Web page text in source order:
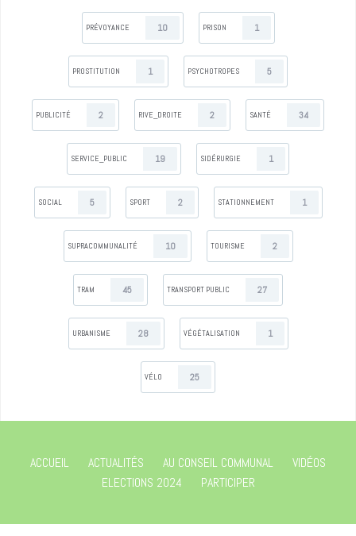
PRÉVOYANCE 10 PRISON 1
PROSTITUTION 1 PSYCHOTROPES 5
PUBLICITÉ 2 RIVE_DROITE 2 SANTÉ 34
SERVICE_PUBLIC 19 SIDÉRURGIE 1
SOCIAL 5 SPORT 2 STATIONNEMENT 1
SUPRACOMMUNALITÉ 10 TOURISME 2
TRAM 45 TRANSPORT PUBLIC 27
URBANISME 28 VÉGÉTALISATION 1
VÉLO 25
ACCUEIL ACTUALITÉS AU CONSEIL COMMUNAL
VIDÉOS
ELECTIONS 2024
PARTICIPER